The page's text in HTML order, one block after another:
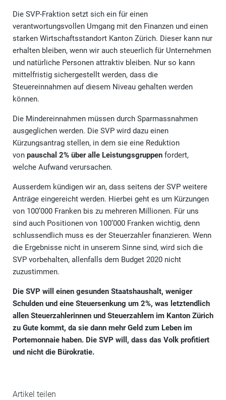
Die SVP-Fraktion setzt sich ein für einen
verantwortungsvollen Umgang mit den Finanzen und einen
starken Wirtschaftsstandort Kanton Zürich. Dieser kann nur
erhalten bleiben, wenn wir auch steuerlich für Unternehmen
und natürliche Personen attraktiv bleiben. Nur so kann
mittelfristig sichergestellt werden, dass die
Steuereinnahmen auf diesem Niveau gehalten werden
können.
Die Mindereinnahmen müssen durch Sparmassnahmen
ausgeglichen werden. Die SVP wird dazu einen
Kürzungsantrag stellen, in dem sie eine Reduktion
von pauschal 2% über alle Leistungsgruppen fordert,
welche Aufwand verursachen.
Ausserdem kündigen wir an, dass seitens der SVP weitere
Anträge eingereicht werden. Hierbei geht es um Kürzungen
von 100’000 Franken bis zu mehreren Millionen. Für uns
sind auch Positionen von 100’000 Franken wichtig, denn
schlussendlich muss es der Steuerzahler finanzieren. Wenn
die Ergebnisse nicht in unserem Sinne sind, wird sich die
SVP vorbehalten, allenfalls dem Budget 2020 nicht
zuzustimmen.
Die SVP will einen gesunden Staatshaushalt, weniger
Schulden und eine Steuersenkung um 2%, was letztendlich
allen Steuerzahlerinnen und Steuerzahlern im Kanton Zürich
zu Gute kommt, da sie dann mehr Geld zum Leben im
Portemonnaie haben. Die SVP will, dass das Volk profitiert
und nicht die Bürokratie.
Artikel teilen